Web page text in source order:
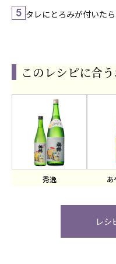
5 タレにとろみが付いた
このレシピに合
秀逸 あ
レシ